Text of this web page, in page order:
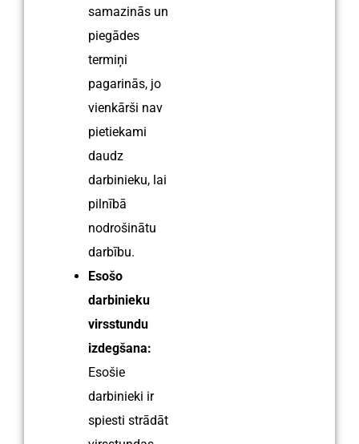
samazinās un
piegādes
termiņi
pagarinās, jo
vienkārši nav
pietiekami
daudz
darbinieku, lai
pilnībā
nodrošinātu
darbību.
Esošo
darbinieku
virsstundu
izdegšana:
Esošie
darbinieki ir
spiesti strādāt